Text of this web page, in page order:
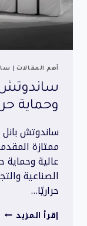
أهم المقالات
ساندوتش
وحماية
ساندوتش
ممتازة
عالية وحماية
الصناعية
حراريًا…
إقرأ المزيد